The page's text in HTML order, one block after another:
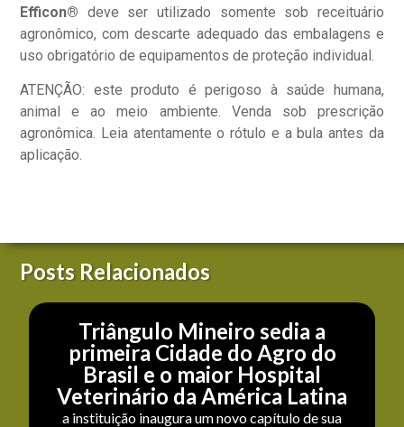
Efficon® deve ser utilizado somente sob receituário
agronômico, com descarte adequado das embalagens e
uso obrigatório de equipamentos de proteção individual.
ATENÇÃO: este produto é perigoso à saúde humana,
animal e ao meio ambiente. Venda sob prescrição
agronômica. Leia atentamente o rótulo e a bula antes da
aplicação.
Posts Relacionados
Triângulo Mineiro sedia a
primeira Cidade do Agro do
Brasil e o maior Hospital
Veterinário da América Latina
a instituição inaugura um novo capítulo de sua